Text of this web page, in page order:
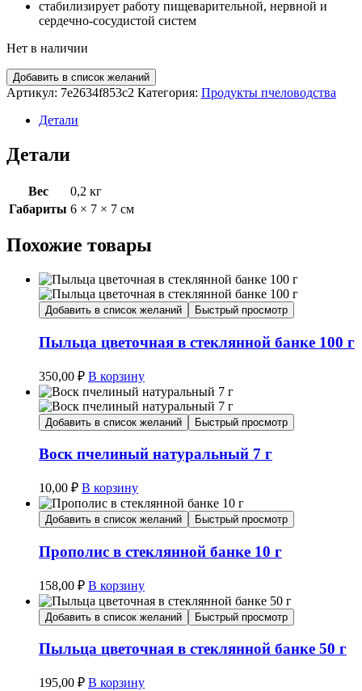
стабилизирует работу пищеварительной, нервной и
сердечно-сосудистой систем
Нет в наличии
Добавить в список желаний
Артикул: 7e2634f853c2 Категория: Продукты пчеловодства
Детали
Детали
Вес
0,2 кг
Габариты 6 × 7 × 7 см
Похожие товары
Добавить в список желаний Быстрый просмотр
Пыльца цветочная в стеклянной банке 100 г
350,00 ₽ В корзину
Добавить в список желаний Быстрый просмотр
Воск пчелиный натуральный 7 г
10,00 ₽ В корзину
Добавить в список желаний Быстрый просмотр
Прополис в стеклянной банке 10 г
158,00 ₽ В корзину
Добавить в список желаний Быстрый просмотр
Пыльца цветочная в стеклянной банке 50 г
195,00 ₽ В корзину